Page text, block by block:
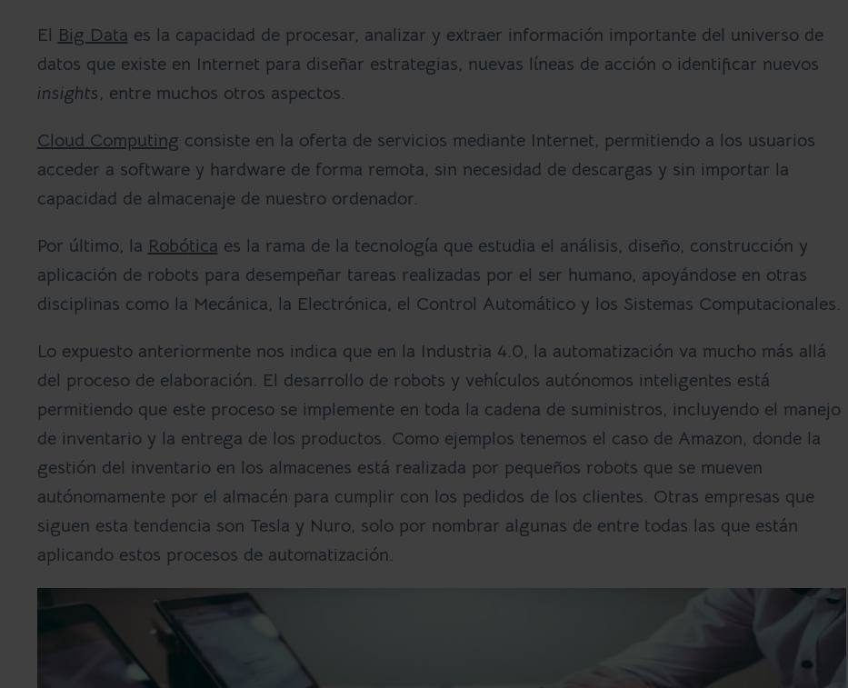
El Big Data es la capacidad de procesar, analizar y extraer información importante del universo de
datos que existe en Internet para diseñar estrategias, nuevas líneas de acción o identificar nuevos
insights, entre muchos otros aspectos.
Cloud Computing consiste en la oferta de servicios mediante Internet, permitiendo a los usuarios
acceder a software y hardware de forma remota, sin necesidad de descargas y sin importar la
capacidad de almacenaje de nuestro ordenador.
Por último, la Robótica es la rama de la tecnología que estudia el análisis, diseño, construcción y
aplicación de robots para desempeñar tareas realizadas por el ser humano, apoyándose en otras
disciplinas como la Mecánica, la Electrónica, el Control Automático y los Sistemas Computacionales.
Lo expuesto anteriormente nos indica que en la Industria 4.0, la automatización va mucho más allá
del proceso de elaboración. El desarrollo de robots y vehículos autónomos inteligentes está
permitiendo que este proceso se implemente en toda la cadena de suministros, incluyendo el manejo
de inventario y la entrega de los productos. Como ejemplos tenemos el caso de Amazon, donde la
gestión del inventario en los almacenes está realizada por pequeños robots que se mueven
autónomamente por el almacén para cumplir con los pedidos de los clientes. Otras empresas que
siguen esta tendencia son Tesla y Nuro, solo por nombrar algunas de entre todas las que están
aplicando estos procesos de automatización.